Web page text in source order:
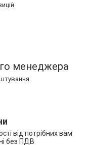
менеджера
від потрібних вам
без ПДВ